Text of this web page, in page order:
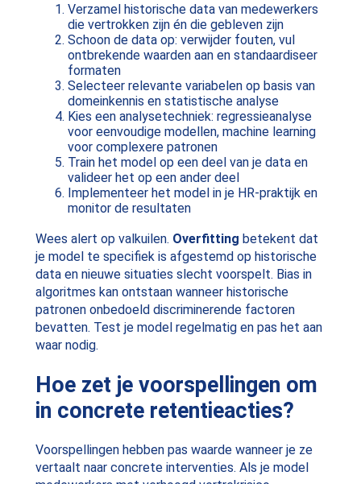
Verzamel historische data van medewerkers
die vertrokken zijn én die gebleven zijn
Schoon de data op: verwijder fouten, vul
ontbrekende waarden aan en standaardiseer
formaten
Selecteer relevante variabelen op basis van
domeinkennis en statistische analyse
Kies een analysetechniek: regressieanalyse
voor eenvoudige modellen, machine learning
voor complexere patronen
Train het model op een deel van je data en
valideer het op een ander deel
Implementeer het model in je HR-praktijk en
monitor de resultaten
Wees alert op valkuilen. Overfitting betekent dat
je model te specifiek is afgestemd op historische
data en nieuwe situaties slecht voorspelt. Bias in
algoritmes kan ontstaan wanneer historische
patronen onbedoeld discriminerende factoren
bevatten. Test je model regelmatig en pas het aan
waar nodig.
Hoe zet je voorspellingen om
in concrete retentieacties?
Voorspellingen hebben pas waarde wanneer je ze
vertaalt naar concrete interventies. Als je model